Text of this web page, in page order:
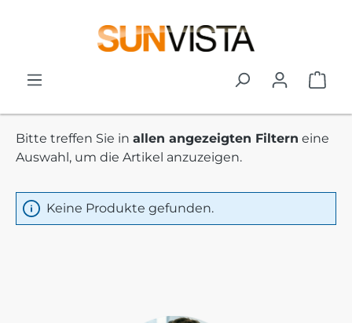
Bitte treffen Sie in allen angezeigten Filtern eine
Auswahl, um die Artikel anzuzeigen.
Keine Produkte gefunden.